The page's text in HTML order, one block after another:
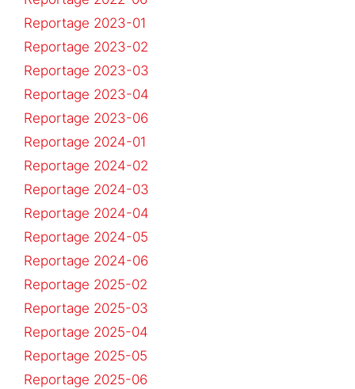
Reportage 2023-01
Reportage 2023-02
Reportage 2023-03
Reportage 2023-04
Reportage 2023-06
Reportage 2024-01
Reportage 2024-02
Reportage 2024-03
Reportage 2024-04
Reportage 2024-05
Reportage 2024-06
Reportage 2025-02
Reportage 2025-03
Reportage 2025-04
Reportage 2025-05
Reportage 2025-06